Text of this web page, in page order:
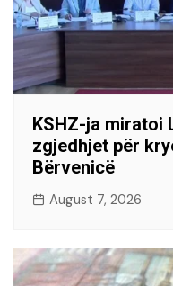
KSHZ-ja miratoi
zgjedhjet për
Bërvenicë
August 7, 2026